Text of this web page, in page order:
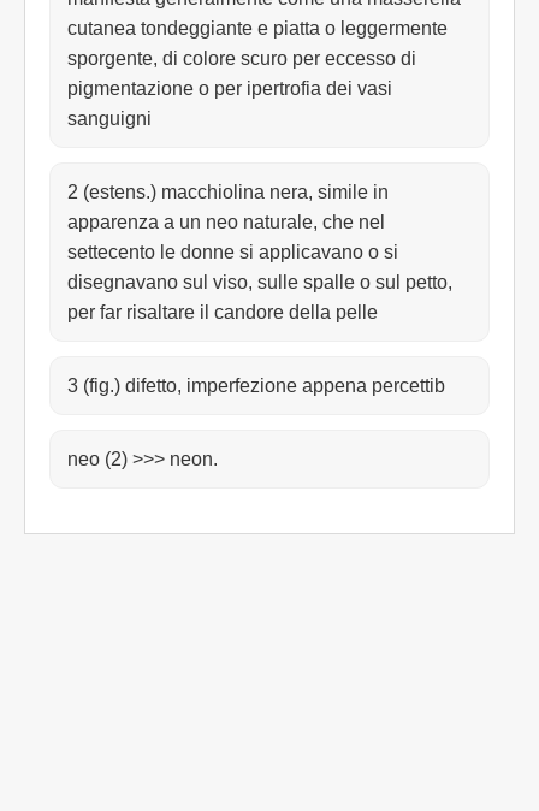
cutanea tondeggiante e piatta o leggermente
sporgente, di colore scuro per eccesso di
pigmentazione o per ipertrofia dei vasi
sanguigni
2 (estens.) macchiolina nera, simile in
apparenza a un neo naturale, che nel
settecento le donne si applicavano o si
disegnavano sul viso, sulle spalle o sul petto,
per far risaltare il candore della pelle
3 (fig.) difetto, imperfezione appena percettib
neo (2) >>> neon.